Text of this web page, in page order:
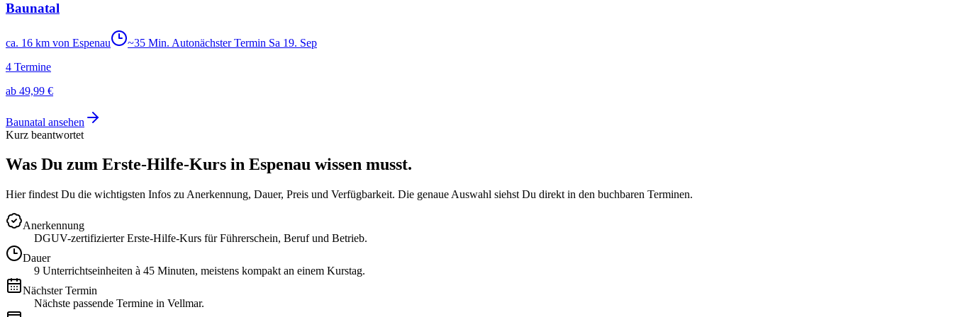
Baunatal
ca. 16 km von Espenau ~35 Min. Autonächster Termin Sa 19. Sep
4 Termine
ab 49,99 €
Baunatal ansehen
Kurz beantwortet
Was Du zum Erste-Hilfe-Kurs in Espenau wissen musst.
Hier findest Du die wichtigsten Infos zu Anerkennung, Dauer, Preis und Verfügbarkeit. Die genaue Auswahl siehst Du direkt in den buchbaren Terminen.
Anerkennung
DGUV-zertifizierter Erste-Hilfe-Kurs für Führerschein, Beruf und Betrieb.
Dauer
9 Unterrichtseinheiten à 45 Minuten, meistens kompakt an einem Kurstag.
Nächster Termin
Nächste passende Termine in Vellmar.